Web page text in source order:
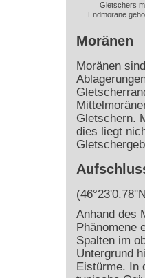
Gletschers
Endmoräne
Moränen
Moränen
Gletschern.
dies liegt
Anhand des
Phänomene
Spalten im
Untergrund
Eistürme. In